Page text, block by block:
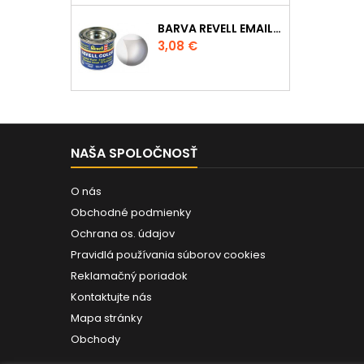
BARVA REVELL EMAILOVÁ - 32102: MATNÁ ČIRÁ (CLEAR MAT)
Cena
3,08 €
NAŠA SPOLOČNOSŤ
O nás
Obchodné podmienky
Ochrana os. údajov
Pravidlá používania súborov cookies
Reklamačný poriadok
Kontaktujte nás
Mapa stránky
Obchody